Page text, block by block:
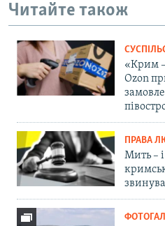
Читайте також
«Крим
Ozon
ПРАВА
Мить –